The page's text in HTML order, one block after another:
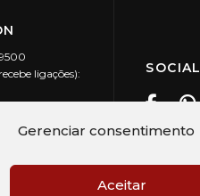
Gerenciar consentimento
Aceitar
ligações):
SOCIAL